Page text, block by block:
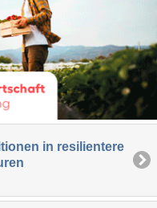
in resilientere